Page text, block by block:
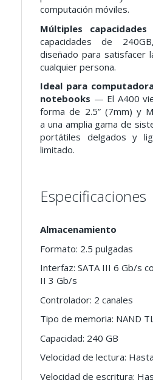
computación móviles.
Múltiples capacidades
capacidades de 240GB
diseñado para satisfacer
cualquier persona.
Ideal para
notebooks — El A400
forma de 2.5” (7mm) y
a una amplia gama de
portátiles delgados y
limitado.
Especificaciones
Almacenamiento
Formato: 2.5 pulgadas
Interfaz: SATA III 6 Gb/s
II 3 Gb/s
Controlador: 2 canales
Tipo de memoria: NAND
Capacidad: 240 GB
Velocidad de lectura:
Velocidad de escritura: